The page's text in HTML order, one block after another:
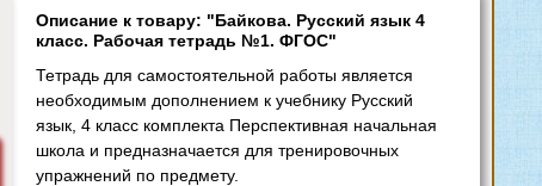
Описание к товару: "Байкова. Русский язык 4
класс. Рабочая тетрадь №1. ФГОС"
Тетрадь для самостоятельной работы является
необходимым дополнением к учебнику Русский
язык, 4 класс комплекта Перспективная начальная
школа и предназначается для тренировочных
упражнений по предмету.